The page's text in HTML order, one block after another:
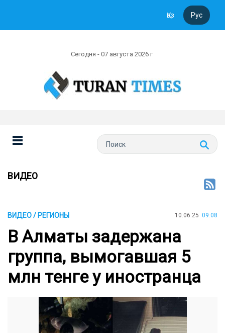
Қаз Рус
Сегодня - 07 августа 2026 г
ВИДЕО
ВИДЕО / РЕГИОНЫ 10.06.25 09:08
В Алматы задержана
группа, вымогавшая 5
млн тенге у иностранца